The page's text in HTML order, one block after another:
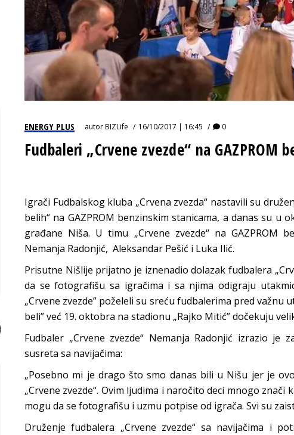
ENERGY PLUS autorBIZLife 16/10/2017 | 16:45 0
Fudbaleri „Crvene zvezde“ na GAZPROM
Igrači Fudbalskog kluba „Crvena zvezda“ nastavili su
belih“ na GAZPROM benzinskim stanicama, a danas su u
građane Niša. U timu „Crvene zvezde“ na GAZPROM
Nemanja Radonjić, Aleksandar Pešić i Luka Ilić.
Prisutne Nišlije prijatno je iznenadio dolazak fudbalera
da se fotografišu sa igračima i sa njima odigraju
„Crvene zvezde” poželeli su sreću fudbalerima pred važnu
beli” već 19. oktobra na stadionu „Rajko Mitić” dočekuju
Fudbaler „Crvene zvezde“ Nemanja Radonjić izrazio
susreta sa navijačima:
„Posebno mi je drago što smo danas bili u Nišu jer je
„Crvene zvezde“. Ovim ljudima i naročito deci mnogo
mogu da se fotografišu i uzmu potpise od igrača. Svi su
Druženje fudbalera „Crvene zvezde“ sa navijačima i